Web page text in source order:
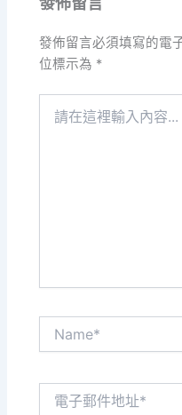
發佈留言必須填寫的電
位標示為 *